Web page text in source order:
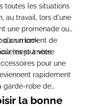
toutes les situations
au travail, lors d'une
une promenade ou
d'un moment de
à votre
un look
les journées
pour une
rapidement
garde-robe de
la bonne